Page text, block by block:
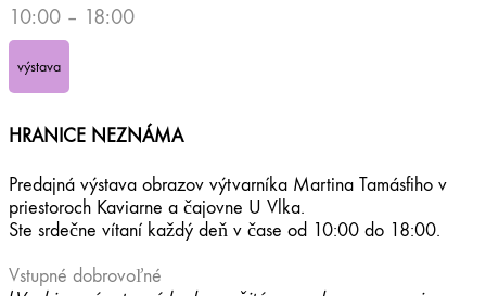
10:00 – 18:00
výstava
HRANICE NEZNÁMA
Predajná výstava obrazov výtvarníka Martina Tamásfiho v
priestoroch Kaviarne a čajovne U Vlka.
Ste srdečne vítaní každý deň v čase od 10:00 do 18:00.
Vstupné dobrovoľné